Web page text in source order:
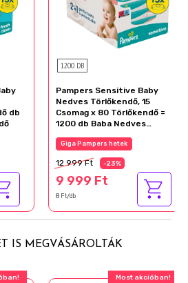
1200 DB
Pampers Sensitive Baby
Nedves Törlőkendő, 15
Csomag x 80 Törlőkendő =
1200 db Baba Nedves
Giga Pampers hetek
12 999 Ft -23%
9 999 Ft
8 Ft/db
IS MEGVÁSÁROLTÁK
Most akcióban!